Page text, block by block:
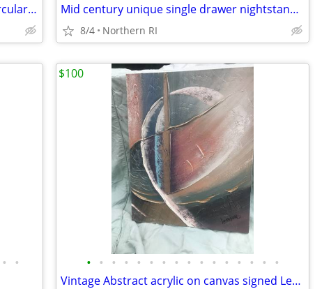
Vintage modernist embossed paper Circular Rhythms A240 Mid century unique single drawer nightstand as-is A294
8/4 Northern RI
• • • • • • • • • • • • • • • • • •
Vintage Abstract acrylic on canvas signed Lee Reynolds A108
$100